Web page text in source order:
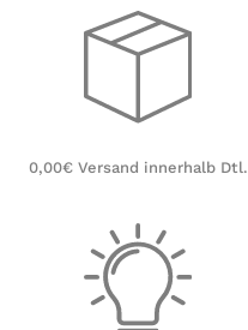
0,00€ Versand innerhalb Dtl.